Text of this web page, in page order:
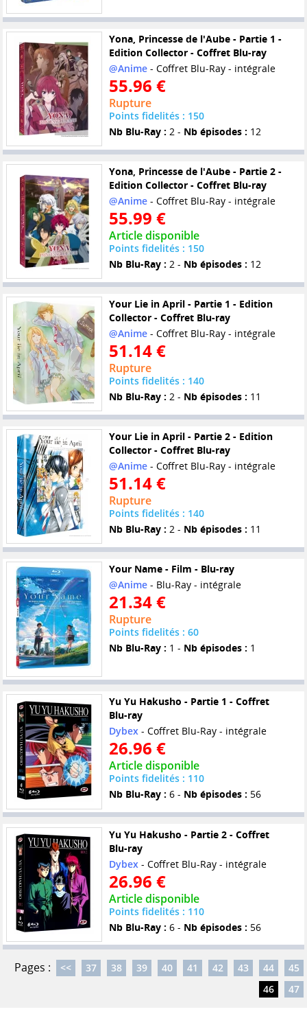
Yona, Princesse de l'Aube - Partie 1 -
Edition Collector - Coffret Blu-ray
@Anime- Coffret Blu-Ray - intégrale
55.96 €
Rupture
Points fidelités : 150
Nb Blu-Ray : 2 - Nb épisodes : 12
Yona, Princesse de l'Aube - Partie 2 -
Edition Collector - Coffret Blu-ray
@Anime- Coffret Blu-Ray - intégrale
55.99 €
Article disponible
Points fidelités : 150
Nb Blu-Ray : 2 - Nb épisodes : 12
Your Lie in April - Partie 1 - Edition
Collector - Coffret Blu-ray
@Anime- Coffret Blu-Ray - intégrale
51.14 €
Rupture
Points fidelités : 140
Nb Blu-Ray : 2 - Nb épisodes : 11
Your Lie in April - Partie 2 - Edition
Collector - Coffret Blu-ray
@Anime- Coffret Blu-Ray - intégrale
51.14 €
Rupture
Points fidelités : 140
Nb Blu-Ray : 2 - Nb épisodes : 11
Your Name - Film - Blu-ray
@Anime- Blu-Ray - intégrale
21.34 €
Rupture
Points fidelités : 60
Nb Blu-Ray : 1 - Nb épisodes : 1
Yu Yu Hakusho - Partie 1 - Coffret
Blu-ray
Dybex- Coffret Blu-Ray - intégrale
26.96 €
Article disponible
Points fidelités : 110
Nb Blu-Ray : 6 - Nb épisodes : 56
Yu Yu Hakusho - Partie 2 - Coffret
Blu-ray
Dybex - Coffret Blu-Ray - intégrale
26.96 €
Article disponible
Points fidelités : 110
Nb Blu-Ray : 6 - Nb épisodes : 56
Pages : << 37 38 39 40 41 42 43 44
45
46
47